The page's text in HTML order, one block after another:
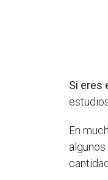
Si eres
En